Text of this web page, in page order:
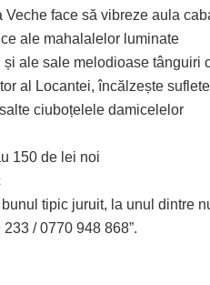
Veche face să vibreze aula
ale mahalalelor luminate
ale sale melodioase tânguiri
al Locantei, încălzește
ciuboțelele damicelelor
150 de lei noi
tipic juruit, la unul dintre
/ 0770 948 868”.